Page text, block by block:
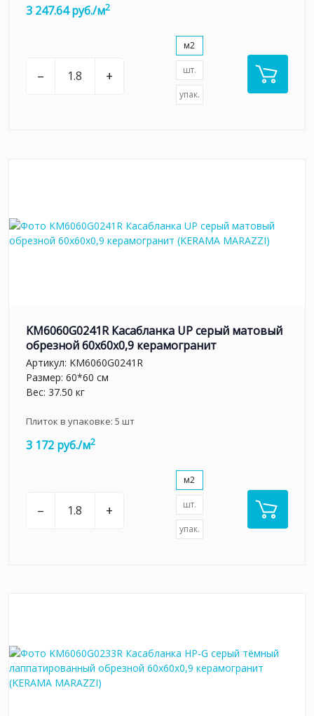
3 247.64 руб./м2
– +
м2
шт.
упак.
KM6060G0241R Касабланка UP серый матовый
обрезной 60x60x0,9 керамогранит
Артикул: KM6060G0241R
Размер: 60*60 см
Вес: 37.50 кг
Плиток в упаковке: 5 шт
3 172 руб./м2
– +
м2
шт.
упак.